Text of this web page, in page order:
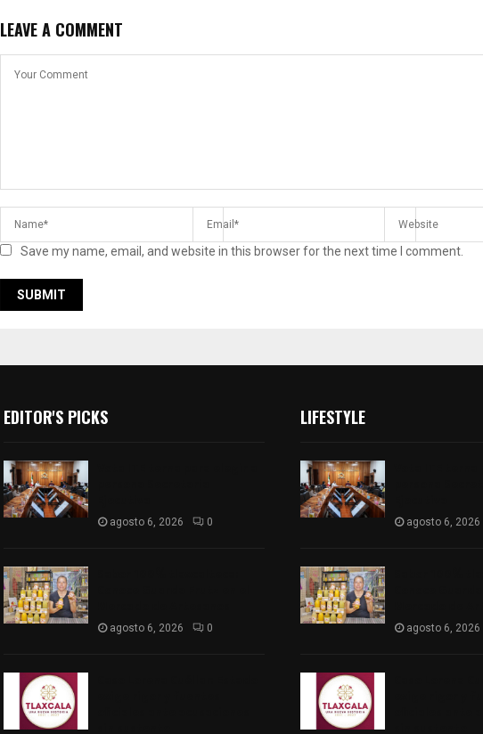
LEAVE A COMMENT
Save my name, email, and website in this browser for the next time I comment.
EDITOR'S PICKS
agosto 6, 2026 0
agosto 6, 2026 0
LIFESTYLE
agosto 6, 2026
agosto 6, 2026